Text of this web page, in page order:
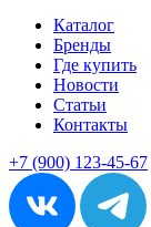
Каталог
Бренды
Где купить
Новости
Статьи
Контакты
+7 (900) 123-45-67